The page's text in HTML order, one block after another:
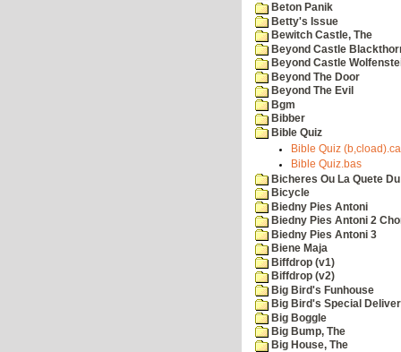
Beton Panik
Betty's Issue
Bewitch Castle, The
Beyond Castle
Beyond Castle
Beyond The Door
Beyond The Evil
Bgm
Bibber
Bible Quiz
Bible Quiz
Bible Quiz.bas
Bicheres Ou La Quete
Bicycle
Biedny Pies Antoni
Biedny Pies Antoni 2
Biedny Pies Antoni 3
Biene Maja
Biffdrop (v1)
Biffdrop (v2)
Big Bird's Funhouse
Big Bird's Special
Big Boggle
Big Bump, The
Big House, The